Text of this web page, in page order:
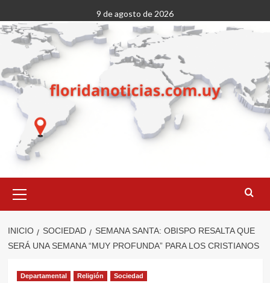
al
contenido
9 de agosto de 2026
primario
INICIO SOCIEDAD
SEMANA SANTA: OBISPO RESALTA QUE
SERÁ UNA SEMANA “MUY PROFUNDA” PARA LOS CRISTIANOS
Departamental Religión Sociedad